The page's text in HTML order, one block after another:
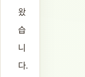
왔
습
니
다.